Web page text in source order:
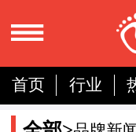
首页 行业
国内
国际